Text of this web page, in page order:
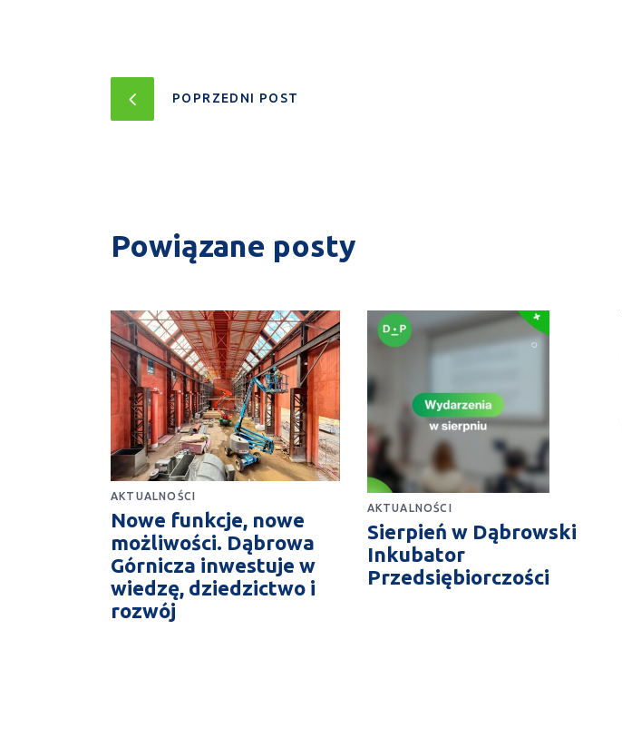
POPRZEDNI POST
Powiązane posty
AKTUALNOŚCI
Nowe funkcje, nowe
możliwości. Dąbrowa
Górnicza inwestuje w
wiedzę, dziedzictwo i
rozwój
AKTUALNOŚCI
Sierpień w Dąbrowski
Inkubator
Przedsiębiorczości